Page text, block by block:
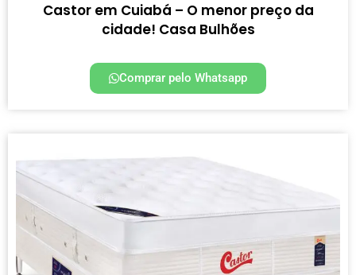
Castor em Cuiabá – O menor preço da
cidade! Casa Bulhões
Comprar pelo Whatsapp